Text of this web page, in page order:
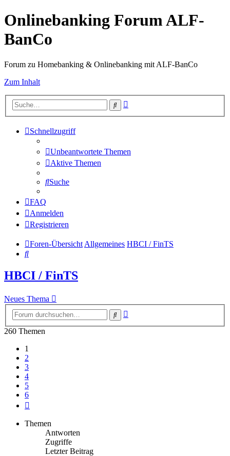
Onlinebanking Forum ALF-
BanCo
Forum zu Homebanking & Onlinebanking mit ALF-BanCo
Zum Inhalt
Suche
Schnellzugriff
Unbeantwortete Themen
Aktive Themen
Suche
FAQ
Anmelden
Registrieren
Foren-ÜbersichtAllgemeines HBCI / FinTS
Suche
HBCI / FinTS
Neues Thema
Suche
260 Themen
1
2
3
4
5
6
Themen
Antworten
Zugriffe
Letzter Beitrag